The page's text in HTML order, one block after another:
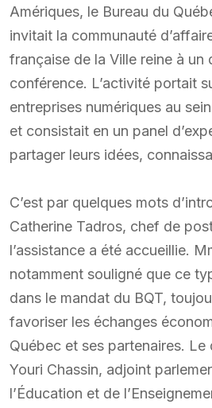
Amériques, le Bureau du
invitait la communauté
française de la Ville reine à un
conférence. L’activité portait
entreprises numériques au
et consistait en un panel
partager leurs idées,
C’est par quelques mots
Catherine Tadros, chef de
l’assistance a été accueillie.
notamment souligné que ce
dans le mandat du BQT,
favoriser les échanges
Québec et ses partenaires.
Youri Chassin, adjoint
l’Éducation et de